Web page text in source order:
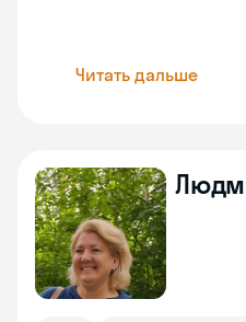
Читать дальше